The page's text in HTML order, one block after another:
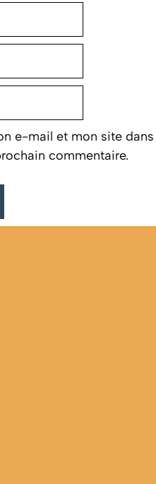
e-mail et mon site dans
commentaire.